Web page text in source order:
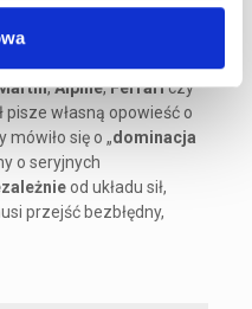
sprytnych
dowoził wynik
,Alpine,Ferrariczy
pisze własną opowieść o
się o „dominacja
o seryjnych
od układu sił,
przejść bezbłędny,